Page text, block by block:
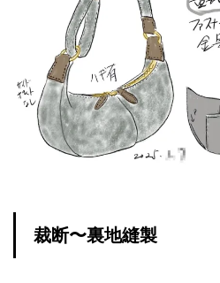
裁断〜裏地縫製